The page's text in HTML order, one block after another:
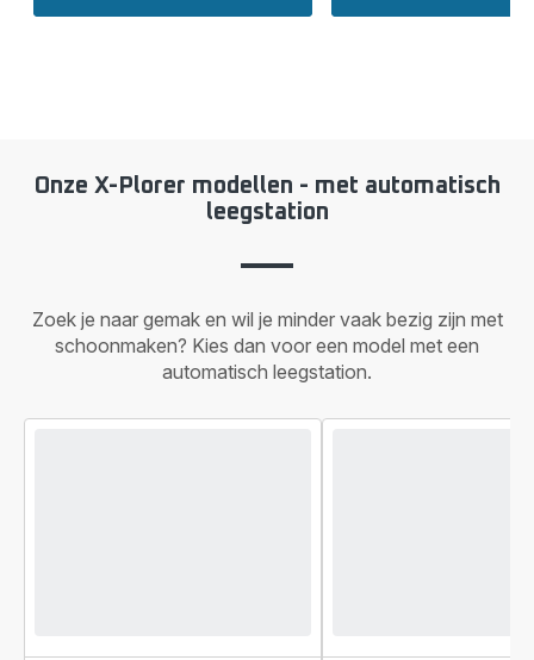
Onze X-Plorer modellen - met automatisch
leegstation
Zoek je naar gemak en wil je minder vaak bezig zijn met
schoonmaken? Kies dan voor een model met een
automatisch leegstation.